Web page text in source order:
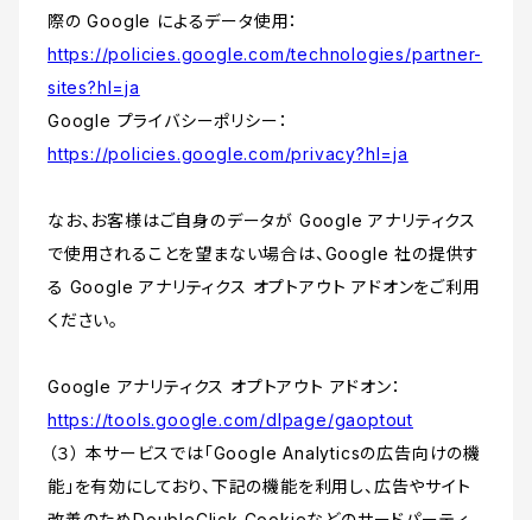
際の Google によるデータ使用：
https://policies.google.com/technologies/partner-
sites?hl=ja
Google プライバシーポリシー：
https://policies.google.com/privacy?hl=ja
なお、お客様はご自身のデータが Google アナリティクス
で使用されることを望まない場合は、Google 社の提供す
る Google アナリティクス オプトアウト アドオンをご利用
ください。
Google アナリティクス オプトアウト アドオン：
https://tools.google.com/dlpage/gaoptout
（３） 本サービスでは「Google Analyticsの広告向けの機
能」を有効にしており、下記の機能を利用し、広告やサイト